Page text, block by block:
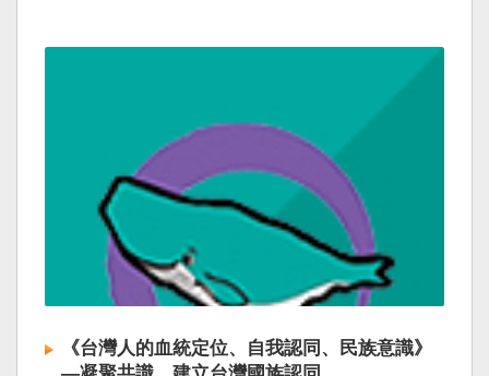
《台灣人的血統定位、自我認同、民族意識》